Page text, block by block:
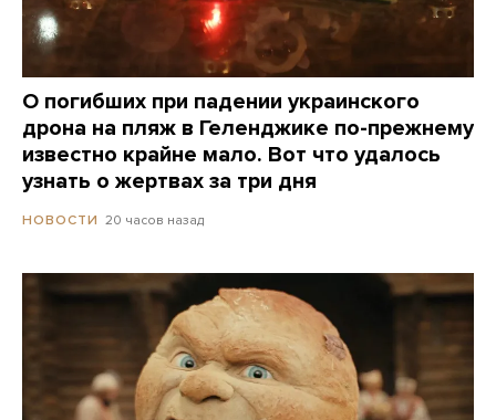
О погибших при падении украинского
дрона на пляж в Геленджике по-прежнему
известно крайне мало. Вот что удалось
узнать о жертвах за три дня
НОВОСТИ 20 часов назад